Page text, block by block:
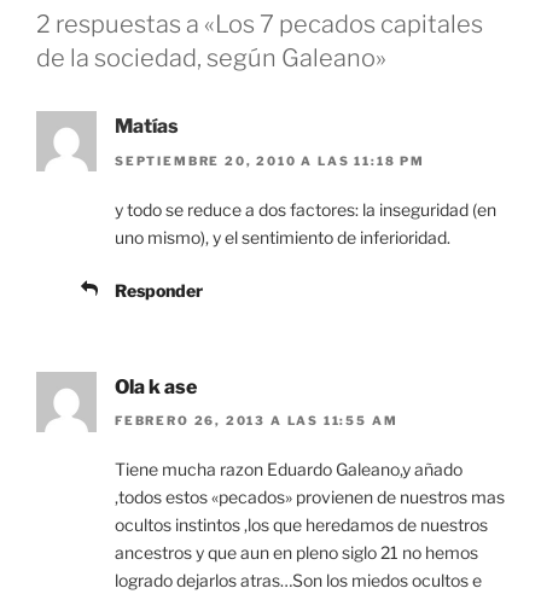
2 respuestas a «Los 7 pecados capitales
de la sociedad, según Galeano»
Matías
SEPTIEMBRE 20, 2010 A LAS 11:18 PM
y todo se reduce a dos factores: la inseguridad (en
uno mismo), y el sentimiento de inferioridad.
Responder
Ola k ase
FEBRERO 26, 2013 A LAS 11:55 AM
Tiene mucha razon Eduardo Galeano,y añado
,todos estos «pecados» provienen de nuestros mas
ocultos instintos ,los que heredamos de nuestros
ancestros y que aun en pleno siglo 21 no hemos
logrado dejarlos atras…Son los miedos ocultos e